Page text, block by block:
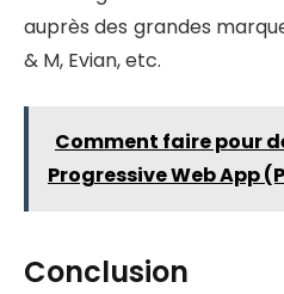
auprès des grandes
& M, Evian, etc.
Comment faire pour
Progressive Web App
Conclusion